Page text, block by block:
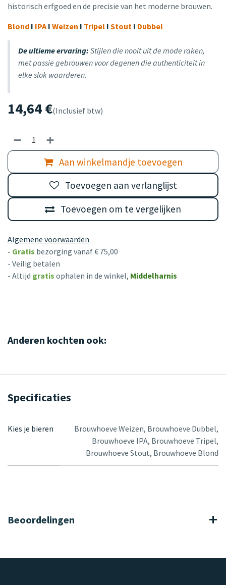
historisch erfgoed en de precisie van het moderne brouwen.
Blond I IPA I Weizen I Tripel I Stout I Dubbel
De ultieme ervaring: Stijlen die nooit uit de mode raken,
met passie gebrouwen voor degenen die authenticiteit in
elke slok waarderen.
14,64€(Inclusief btw)
Aan winkelmandje toevoegen
Toevoegen om te vergelijken
Toevoegen aan verlanglijst
Algemene voorwaarden
- Gratis bezorging vanaf € 75,00
- Veilig betalen
- Altijd gratis ophalen in de winkel, Middelharnis
Anderen kochten ook:
Specificaties
Kies je bieren Brouwhoeve Weizen, Brouwhoeve Dubbel,
Brouwhoeve IPA, Brouwhoeve Tripel,
Brouwhoeve Stout, Brouwhoeve Blond
Beoordelingen